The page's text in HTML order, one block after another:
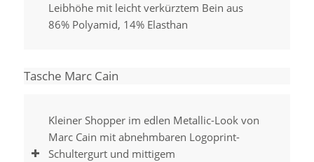
Leibhöhe mit leicht verkürztem Bein aus
86% Polyamid, 14% Elasthan
Tasche Marc Cain
Kleiner Shopper im edlen Metallic-Look von
Marc Cain mit abnehmbaren Logoprint-
Schultergurt und mittigem